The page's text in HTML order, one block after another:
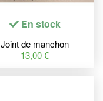
En stock
Joint de manchon
TECNIUM
13,00 €